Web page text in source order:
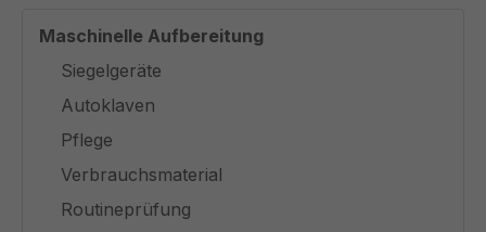
Maschinelle Aufbereitung
Siegelgeräte
Autoklaven
Pflege
Verbrauchsmaterial
Routineprüfung